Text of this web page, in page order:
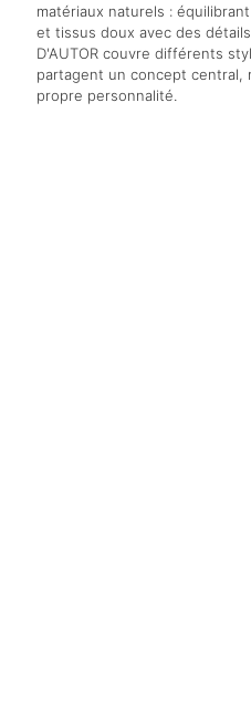
matériaux naturels :
et tissus doux avec des
D'AUTOR couvre différents
partagent un concept central,
propre personnalité.